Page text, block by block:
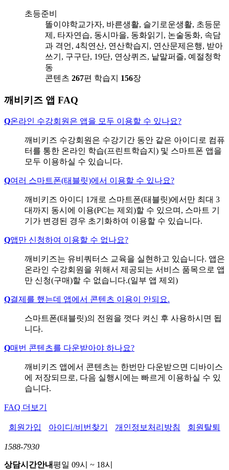
초등준비
똘이야학교가자, 바른생활, 슬기로운생활, 초등문
제, 타자연습, 동시마을, 동화읽기, 논술동화, 속담
과 격언, 4칙연산, 연산학습지, 연산문제은행, 받아
쓰기, 구구단, 19단, 연상퀴즈, 낱말퍼즐, 예절청학
동
콘텐츠 267편 학습지 156장
깨비키즈 앱 FAQ
Q온라인 수강회원은 앱을 모두 이용할 수 있나요?
깨비키즈 수강회원은 수강기간 동안 같은 아이디로 컴퓨
터를 통한 온라인 학습(프린트학습지) 및 스마트폰 앱을
모두 이용하실 수 있습니다.
Q여러 스마트폰(태블릿)에서 이용할 수 있나요?
깨비키즈 아이디 1개로 스마트폰(태블릿)에서만 최대 3
대까지 동시에 이용(PC는 제외)할 수 있으며, 스마트 기
기가 변경된 경우 초기화하여 이용할 수 있습니다.
Q앱만 신청하여 이용할 수 없나요?
깨비키즈는 유비쿼터스 교육을 실현하고 있습니다. 앱은
온라인 수강회원을 위해서 제공되는 서비스 품목으로 앱
만 신청(구매)할 수 없습니다.(일부 앱 제외)
Q결제를 했는데 앱에서 콘텐츠 이용이 안되요.
스마트폰(태블릿)의 전원을 껏다 켜신 후 사용하시면 됩
니다.
Q매번 콘텐츠를 다운받아야 하나요?
깨비키즈 앱에서 콘텐츠는 한번만 다운받으면 디바이스
에 저장되므로, 다음 실행시에는 빠르게 이용하실 수 있
습니다.
FAQ 더보기
회원가입 아이디/비번찾기 개인정보처리방침 회원탈퇴
1588-7930
상담시간안내평일 09시 ~ 18시